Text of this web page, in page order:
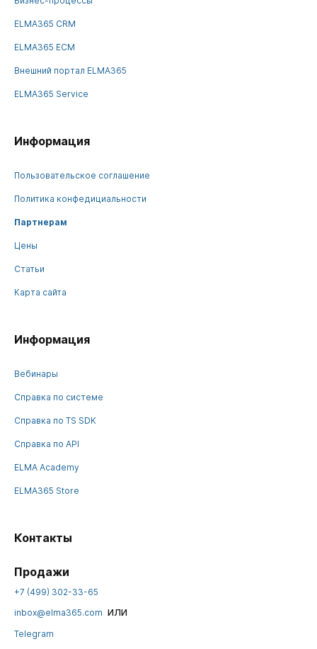
ELMA365 CRM
ELMA365 ECM
Внешний портал ELMA365
ELMA365 Service
Информация
Пользовательское соглашение
Политика конфедициальности
Партнерам
Цены
Статьи
Карта сайта
Информация
Вебинары
Справка по системе
Справка по TS SDK
Справка по API
ELMA Academy
ELMA365 Store
Контакты
Продажи
+7 (499) 302-33-65
inbox@elma365.com или
Telegram